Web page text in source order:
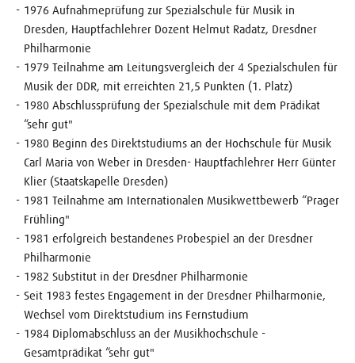
1976 Aufnahmeprüfung zur Spezialschule für Musik in
Dresden, Hauptfachlehrer Dozent Helmut Radatz, Dresdner
Philharmonie
1979 Teilnahme am Leitungsvergleich der 4 Spezialschulen für
Musik der DDR, mit erreichten 21,5 Punkten (1. Platz)
1980 Abschlussprüfung der Spezialschule mit dem Prädikat
“sehr gut"
1980 Beginn des Direktstudiums an der Hochschule für Musik
Carl Maria von Weber in Dresden- Hauptfachlehrer Herr Günter
Klier (Staatskapelle Dresden)
1981 Teilnahme am Internationalen Musikwettbewerb “Prager
Frühling"
1981 erfolgreich bestandenes Probespiel an der Dresdner
Philharmonie
1982 Substitut in der Dresdner Philharmonie
Seit 1983 festes Engagement in der Dresdner Philharmonie,
Wechsel vom Direktstudium ins Fernstudium
1984 Diplomabschluss an der Musikhochschule ­
Gesamtprädikat “sehr gut"